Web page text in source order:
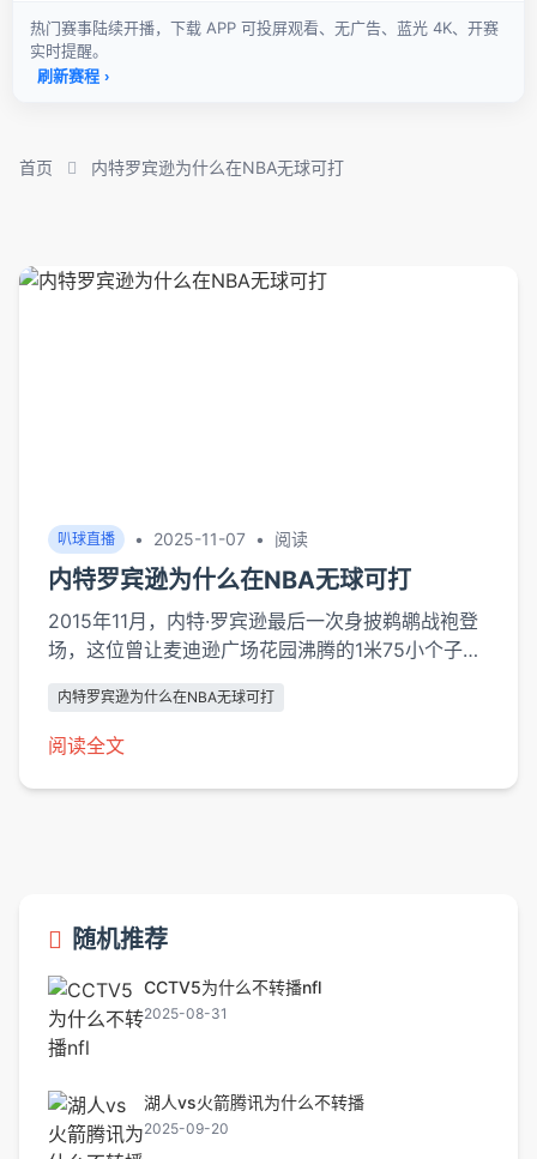
首页 内特罗宾逊为什么在NBA无球可打
叭球直播 • 2025-11-07 • 阅读
内特罗宾逊为什么在NBA无球可打
2015年11月，内特·罗宾逊最后一次身披鹈鹕战袍登
场，这位曾让麦迪逊广场花园沸腾的1米75小个子，
代篮球寓言——即使拥有三座扣篮王奖杯、单场45
分的爆发力，以及"小土豆"式的励志标签，职业篮球
是NBA进化论与球员特质之间的深刻矛盾。身体条
内特罗宾逊为什么在NBA无球可打
阅读全文
随机推荐
CCTV5为什么不转播nfl
2025-08-31
湖人vs火箭腾讯为什么不转播
2025-09-20